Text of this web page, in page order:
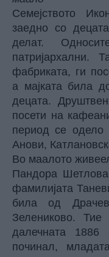
Семејството
заедно со
делат.
патријархални.
фабриката, ги
а мајката била
децата.
посети на
период се
Анови,
Во маалото
Пандора
фамилијата
била од
Зелениково.
далечната 1886
починал,